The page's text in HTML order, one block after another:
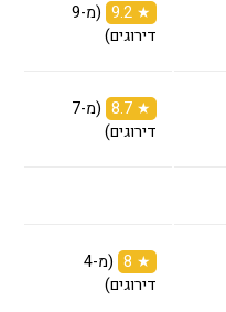
★ 9.2
(מ-9
דירוגים)
★ 8.7
(מ-7
דירוגים)
★ 8
(מ-4
דירוגים)